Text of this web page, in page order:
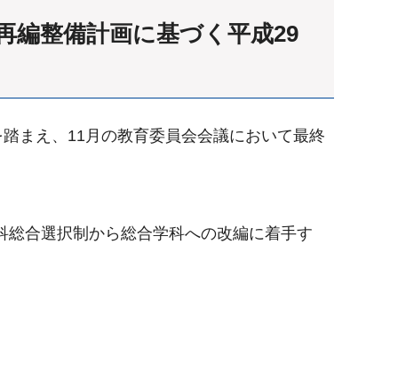
編整備計画に基づく平成29
まえ、11月の教育委員会会議において最終
合選択制から総合学科への改編に着手す